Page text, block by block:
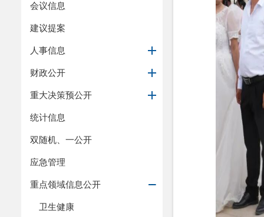
会议信息
建议提案
人事信息
财政公开
重大决策预公开
统计信息
双随机、一公开
应急管理
重点领域信息公开
卫生健康